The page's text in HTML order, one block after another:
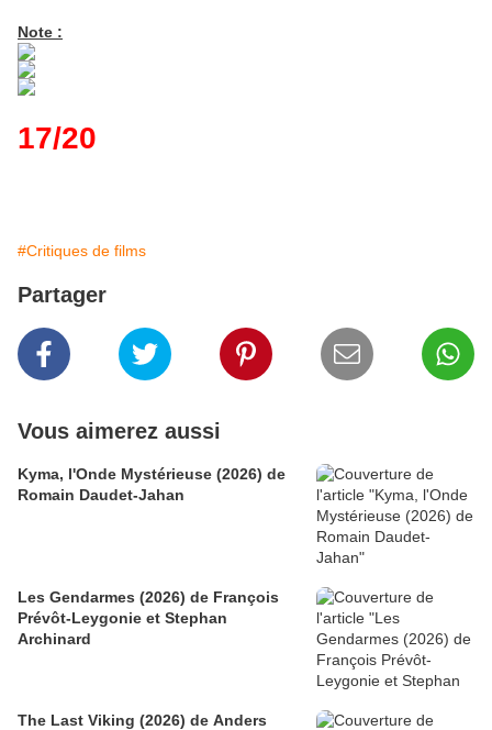
Note :
17/20
#Critiques de films
Partager
Vous aimerez aussi
Kyma, l'Onde Mystérieuse (2026) de
Romain Daudet-Jahan
Les Gendarmes (2026) de François
Prévôt-Leygonie et Stephan
Archinard
The Last Viking (2026) de Anders